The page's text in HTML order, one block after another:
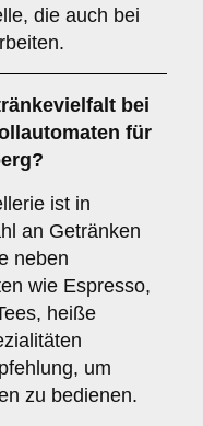
die auch bei
bei
für
ist in
an Getränken
neben
wie Espresso,
heiße
um
zu bedienen.